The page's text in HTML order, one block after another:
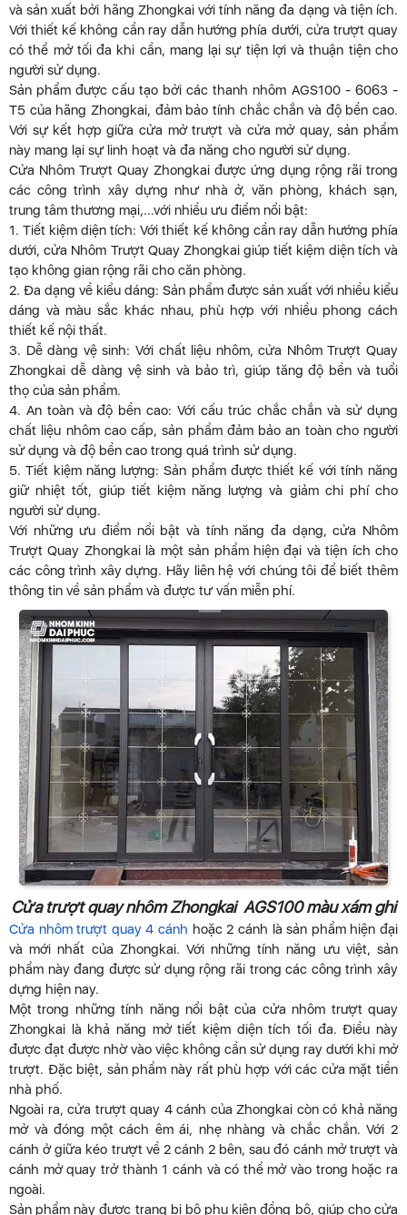
và sản xuất bởi hãng Zhongkai với tính năng đa dạng và tiện ích.
Với thiết kế không cần ray dẫn hướng phía dưới, cửa trượt quay
có thể mở tối đa khi cần, mang lại sự tiện lợi và thuận tiện cho
người sử dụng.
Sản phẩm được cấu tạo bởi các thanh nhôm AGS100 - 6063 -
T5 của hãng Zhongkai, đảm bảo tính chắc chắn và độ bền cao.
Với sự kết hợp giữa cửa mở trượt và cửa mở quay, sản phẩm
này mang lại sự linh hoạt và đa năng cho người sử dụng.
Cửa Nhôm Trượt Quay Zhongkai được ứng dụng rộng rãi trong
các công trình xây dựng như nhà ở, văn phòng, khách sạn,
trung tâm thương mại,...với nhiều ưu điểm nổi bật:
1. Tiết kiệm diện tích: Với thiết kế không cần ray dẫn hướng phía
dưới, cửa Nhôm Trượt Quay Zhongkai giúp tiết kiệm diện tích và
tạo không gian rộng rãi cho căn phòng.
2. Đa dạng về kiểu dáng: Sản phẩm được sản xuất với nhiều kiểu
dáng và màu sắc khác nhau, phù hợp với nhiều phong cách
thiết kế nội thất.
3. Dễ dàng vệ sinh: Với chất liệu nhôm, cửa Nhôm Trượt Quay
Zhongkai dễ dàng vệ sinh và bảo trì, giúp tăng độ bền và tuổi
thọ của sản phẩm.
4. An toàn và độ bền cao: Với cấu trúc chắc chắn và sử dụng
chất liệu nhôm cao cấp, sản phẩm đảm bảo an toàn cho người
sử dụng và độ bền cao trong quá trình sử dụng.
5. Tiết kiệm năng lượng: Sản phẩm được thiết kế với tính năng
giữ nhiệt tốt, giúp tiết kiệm năng lượng và giảm chi phí cho
người sử dụng.
Với những ưu điểm nổi bật và tính năng đa dạng, cửa Nhôm
Trượt Quay Zhongkai là một sản phẩm hiện đại và tiện ích cho
các công trình xây dựng. Hãy liên hệ với chúng tôi để biết thêm
thông tin về sản phẩm và được tư vấn miễn phí.
Cửa trượt quay nhôm Zhongkai AGS100 màu xám ghi
Cửa nhôm trượt quay 4 cánh hoặc 2 cánh là sản phẩm hiện đại
và mới nhất của Zhongkai. Với những tính năng ưu việt, sản
phẩm này đang được sử dụng rộng rãi trong các công trình xây
dựng hiện nay.
Một trong những tính năng nổi bật của cửa nhôm trượt quay
Zhongkai là khả năng mở tiết kiệm diện tích tối đa. Điều này
được đạt được nhờ vào việc không cần sử dụng ray dưới khi mở
trượt. Đặc biệt, sản phẩm này rất phù hợp với các cửa mặt tiền
nhà phố.
Ngoài ra, cửa trượt quay 4 cánh của Zhongkai còn có khả năng
mở và đóng một cách êm ái, nhẹ nhàng và chắc chắn. Với 2
cánh ở giữa kéo trượt về 2 cánh 2 bên, sau đó cánh mở trượt và
cánh mở quay trở thành 1 cánh và có thể mở vào trong hoặc ra
ngoài.
Sản phẩm này được trang bị bộ phụ kiện đồng bộ, giúp cho cửa